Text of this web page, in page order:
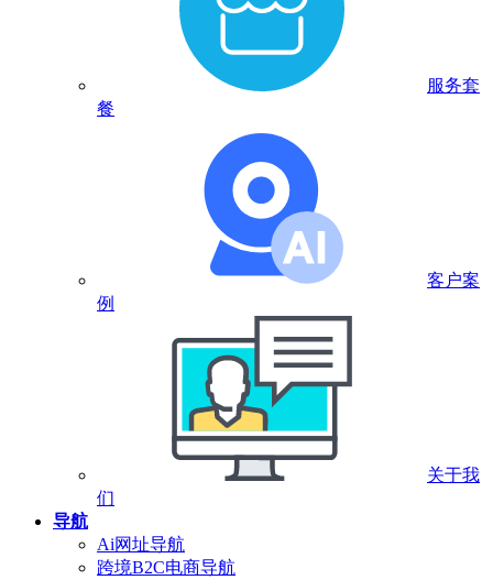
服务套
餐
客户案
例
关于我
们
导航
Ai网址导航
跨境B2C电商导航